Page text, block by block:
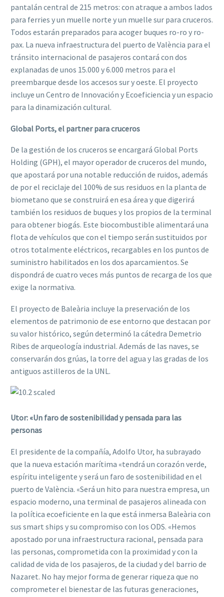
pantalán central de 215 metros: con atraque a ambos lados
para ferries y un muelle norte y un muelle sur para cruceros.
Todos estarán preparados para acoger buques ro-ro y ro-
pax. La nueva infraestructura del puerto de València para el
tránsito internacional de pasajeros contará con dos
explanadas de unos 15.000 y 6.000 metros para el
preembarque desde los accesos sur y oeste. El proyecto
incluye un Centro de Innovación y Ecoeficiencia y un espacio
para la dinamización cultural.
Global Ports, el partner para cruceros
De la gestión de los cruceros se encargará Global Ports
Holding (GPH), el mayor operador de cruceros del mundo,
que apostará por una notable reducción de ruidos, además
de por el reciclaje del 100% de sus residuos en la planta de
biometano que se construirá en esa área y que digerirá
también los residuos de buques y los propios de la terminal
para obtener biogás. Este biocombustible alimentará una
flota de vehículos que con el tiempo serán sustituidos por
otros totalmente eléctricos, recargables en los puntos de
suministro habilitados en los dos aparcamientos. Se
dispondrá de cuatro veces más puntos de recarga de los que
exige la normativa.
El proyecto de Baleària incluye la preservación de los
elementos de patrimonio de ese entorno que destacan por
su valor histórico, según determinó la cátedra Demetrio
Ribes de arqueología industrial. Además de las naves, se
conservarán dos grúas, la torre del agua y las gradas de los
antiguos astilleros de la UNL.
Utor: «Un faro de sostenibilidad y pensada para las
personas
El presidente de la compañía, Adolfo Utor, ha subrayado
que la nueva estación marítima «tendrá un corazón verde,
espíritu inteligente y será un faro de sostenibilidad en el
puerto de València. «Será un hito para nuestra empresa, un
espacio moderno, una terminal de pasajeros alineada con
la política ecoeficiente en la que está inmersa Baleària con
sus smart ships y su compromiso con los ODS. «Hemos
apostado por una infraestructura racional, pensada para
las personas, comprometida con la proximidad y con la
calidad de vida de los pasajeros, de la ciudad y del barrio de
Nazaret. No hay mejor forma de generar riqueza que no
comprometer el bienestar de las futuras generaciones,